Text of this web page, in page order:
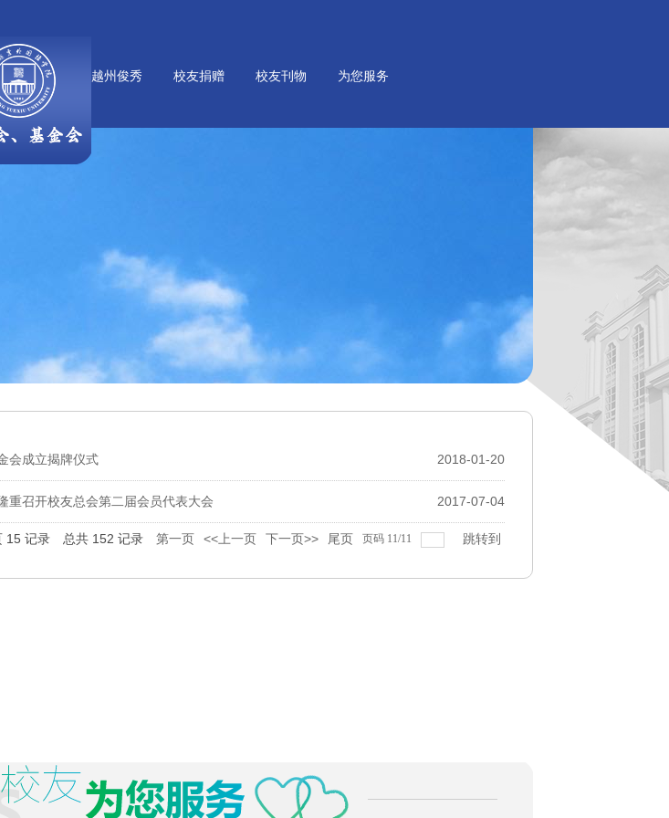
越州俊秀 校友捐赠 校友刊物 为您服务
会成立揭牌仪式 2018-01-20
重召开校友总会第二届会员代表大会 2017-07-04
15 记录 总共 152 记录 第一页 <<上一页 下一页>> 尾页 页码 11/11 跳转到